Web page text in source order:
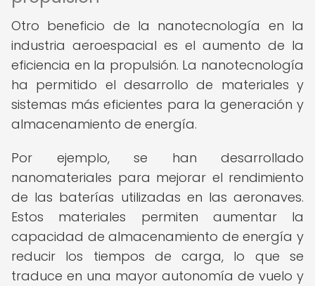
Otro beneficio de la nanotecnología en la
industria aeroespacial es el aumento de la
eficiencia en la propulsión. La nanotecnología
ha permitido el desarrollo de materiales y
sistemas más eficientes para la generación y
almacenamiento de energía.
Por ejemplo, se han desarrollado
nanomateriales para mejorar el rendimiento
de las baterías utilizadas en las aeronaves.
Estos materiales permiten aumentar la
capacidad de almacenamiento de energía y
reducir los tiempos de carga, lo que se
traduce en una mayor autonomía de vuelo y